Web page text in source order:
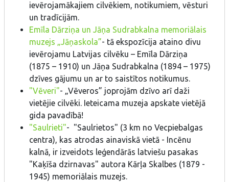
ievērojamākajiem cilvēkiem, notikumiem, vēsturi
un tradīcijām.
Emīla Dārziņa un Jāņa Sudrabkalna memoriālais
muzejs „Jāņaskola”- tā ekspozīcija ataino divu
ievērojamu Latvijas cilvēku – Emīla Dārziņa
(1875 – 1910) un Jāņa Sudrabkalna (1894 – 1975)
dzīves gājumu un ar to saistītos notikumus.
"Vēveri"- „Vēveros” joprojām dzīvo arī daži
vietējie cilvēki. Ieteicama muzeja apskate vietējā
gida pavadībā!
"Saulrieti"- "Saulrietos" (3 km no Vecpiebalgas
centra), kas atrodas ainaviskā vietā - Incēnu
kalnā, ir izveidots leģendārās latviešu pasakas
"Kaķīša dzirnavas" autora Kārļa Skalbes (1879 -
1945) memoriālais muzejs.